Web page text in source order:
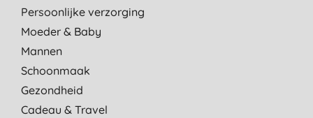
Persoonlijke verzorging
Moeder & Baby
Mannen
Schoonmaak
Gezondheid
Cadeau & Travel